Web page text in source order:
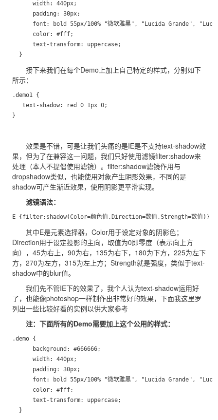
      width: 440px;
      padding: 30px;
font: bold 55px/100% "微软雅黑", "Lucida Grande",
      color: #fff;
      text-transform: uppercase;
  }
接下来我们在每个Demo上加上自己特定的样式，分别如下
所示：
.demo1 {
   text-shadow: red 0 1px 0;
}
效果是不错，可是让我们头痛的是IE是不支持text-shadow效
果，但为了在兼容这一问题，我们只好使用滤镜filter:shadow来
处理（本人不提倡使用滤镜）。filter:shadow滤镜作用与
dropshadow类似，也能使用对象产生阴影效果，不同的是
shadow可产生渐近效果，使用阴影更平滑实现。
滤镜语法：
E {filter:shadow(Color=颜色值,Direction=数值,Strength=数值)}
其中E是元素选择器，Color用于设定对象的阴影色；
Direction用于设定投影的主向，取值为0即零度（表示向上方
向），45为右上，90为右，135为右下，180为下方，225为左下
方，270为左方，315为左上方；Strength就是强度，类似于text-
shadow中的blur值。
我们先不管IE下的效果了，我个人认为text-shadow运用好
了，也能像photoshop一样制作出非常好的效果，下面我这里罗
列出一些比较好看的实例以供大家参考
注：下面所有的Demo需要加上这个公用的样式：
.demo {
      background: #666666;
      width: 440px;
      padding: 30px;
font: bold 55px/100% "微软雅黑", "Lucida Grande",
      color: #fff;
      text-transform: uppercase;
  }